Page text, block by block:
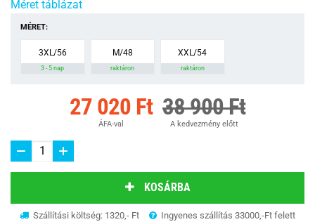
Méret táblázat
MÉRET:
3XL/56
3 - 5 nap
M/48
raktáron
XXL/54
raktáron
27 020 Ft
ÁFA-val
38 900 Ft
A kedvezmény előtt
KOSÁRBA
Szállítási költség: 1320,- Ft Ingyenes szállítás 33000,-Ft felett